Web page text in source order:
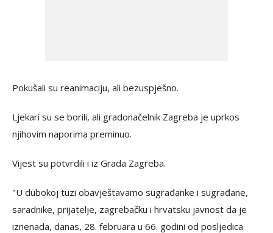
Pokušali su reanimaciju, ali bezuspješno.
Ljekari su se borili, ali gradonačelnik Zagreba je uprkos
njihovim naporima preminuo.
Vijest su potvrdili i iz Grada Zagreba.
"U dubokoj tuzi obavještavamo sugrađanke i sugrađane,
saradnike, prijatelje, zagrebačku i hrvatsku javnost da je
iznenada, danas, 28. februara u 66. godini od posljedica